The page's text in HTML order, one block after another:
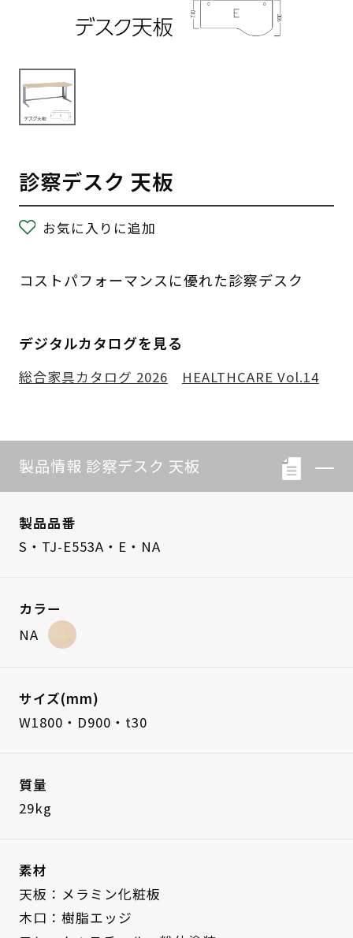
診察デスク 天板
お気に入りに追加
コストパフォーマンスに優れた診察デスク
デジタルカタログを見る
総合家具カタログ 2026 HEALTHCARE Vol.14
製品情報 診察デスク 天板
製品品番
S・TJ-E553A・E・NA
カラー
NA
サイズ(mm)
W1800・D900・t30
質量
29kg
素材
天板：メラミン化粧板
木口：樹脂エッジ